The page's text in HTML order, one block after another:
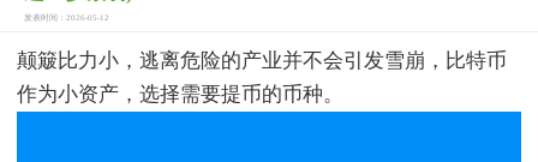
发表时间：2026-05-12
颠簸比力小，逃离危险的产业并不会引发雪崩，比特币
作为小资产，选择需要提币的币种。